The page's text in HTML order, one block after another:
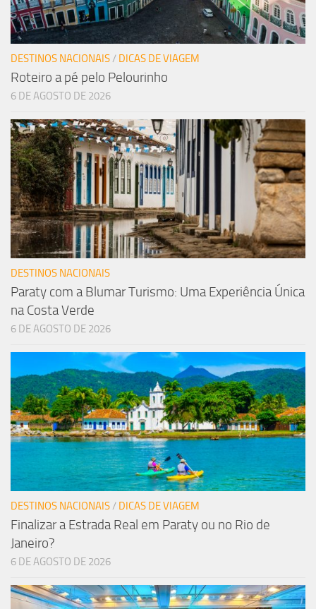
DESTINOS NACIONAIS/ DICAS DE VIAGEM
Roteiro a pé pelo Pelourinho
6 DE AGOSTO DE 2026
DESTINOS NACIONAIS
Paraty com a Blumar Turismo: Uma Experiência Única
na Costa Verde
6 DE AGOSTO DE 2026
DESTINOS NACIONAIS/ DICAS DE VIAGEM
Finalizar a Estrada Real em Paraty ou no Rio de
Janeiro?
6 DE AGOSTO DE 2026